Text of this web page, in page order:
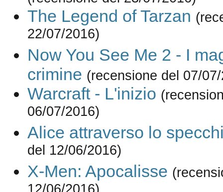
The Legend of Tarzan
22/07/2016)
Now You See Me 2 - I
crimine (recensione del 07/
Warcraft - L'inizio
06/07/2016)
Alice attraverso lo
del 12/06/2016)
X-Men: Apocalisse